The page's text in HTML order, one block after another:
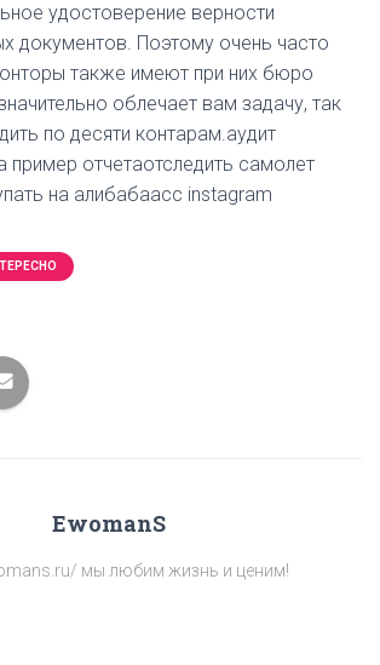
удостоверение верности
документов. Поэтому очень часто
также имеют при них бюро
облечает вам задачу, так
по десяти контарам.аудит
пример отчетаотследить самолет
на алибабаacc instagram
EwomanS
мы любим жизнь и ценим!